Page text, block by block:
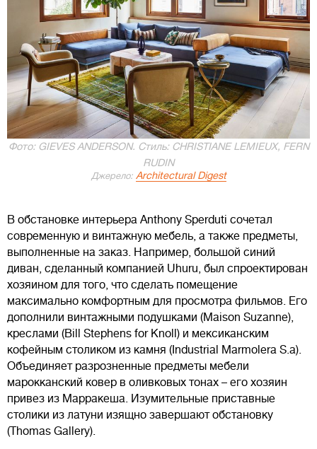
Фото: GIEVES ANDERSON. Стиль: CHRISTIANE LEMIEUX, FERN
RUDIN
Джерело: Architectural Digest
В обстановке интерьера Anthony Sperduti сочетал
современную и винтажную мебель, а также предметы,
выполненные на заказ. Например, большой синий
диван, сделанный компанией Uhuru, был спроектирован
хозяином для того, что сделать помещение
максимально комфортным для просмотра фильмов. Его
дополнили винтажными подушками (Maison Suzanne),
креслами (Bill Stephens for Knoll) и мексиканским
кофейным столиком из камня (Industrial Marmolera S.a).
Объединяет разрозненные предметы мебели
марокканский ковер в оливковых тонах – его хозяин
привез из Марракеша. Изумительные приставные
столики из латуни изящно завершают обстановку
(Thomas Gallery).